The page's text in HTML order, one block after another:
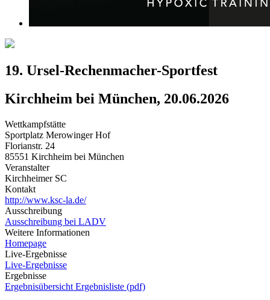
19. Ursel-Rechenmacher-Sportfest
Kirchheim bei München, 20.06.2026
Wettkampfstätte
Sportplatz Merowinger Hof
Florianstr. 24
85551 Kirchheim bei München
Veranstalter
Kirchheimer SC
Kontakt
http://www.ksc-la.de/
Ausschreibung
Ausschreibung bei LADV
Weitere Informationen
Homepage
Live-Ergebnisse
Live-Ergebnisse
Ergebnisse
Ergebnisübersicht Ergebnisliste (pdf)